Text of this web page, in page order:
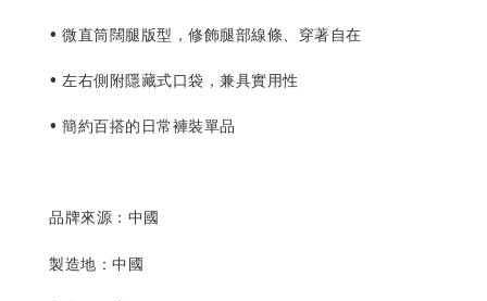
• 微直筒闊腿版型，修飾腿部線條、穿著自在
• 左右側附隱藏式口袋，兼具實用性
• 簡約百搭的日常褲裝單品
品牌來源：中國
製造地：中國